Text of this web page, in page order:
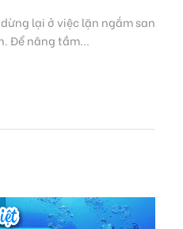
lại ở việc lặn ngắm san
Để nâng tầm...